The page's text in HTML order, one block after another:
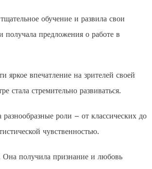
обучение и развила свои
предложения о работе в
яркое впечатление на зрителей своей
стала стремительно развиваться.
роли – от классических до
чувственностью.
получила признание и любовь